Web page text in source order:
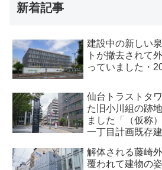
新着記事
建設中の新しい
トが撤去されて
っていました・
仙台トラストタ
た旧小川組の跡
ました「（仮称
一丁目計画既存
解体される藤崎
覆われて建物の